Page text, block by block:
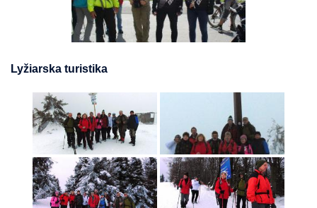
Lyžiarska turistika